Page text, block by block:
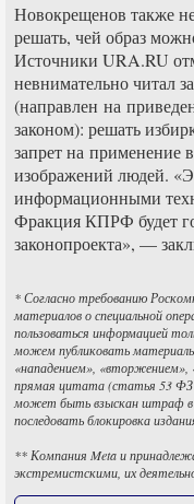
Новокрещенов также
решать, чей образ
Источники URA.RU
невнимательно читал
(направлен на
законом): решать
запрет на применение
изображений людей.
информационными
Фракция КПРФ будет
законопроекта», —
* Согласно требованию
материалов о специальной
пользоваться информацией
можем публиковать
«нападением», «вторжением»,
прямая цитата (статья 53
может быть взыскан штраф в
последовать блокировка
** Компания Meta и
экстремистскими, их